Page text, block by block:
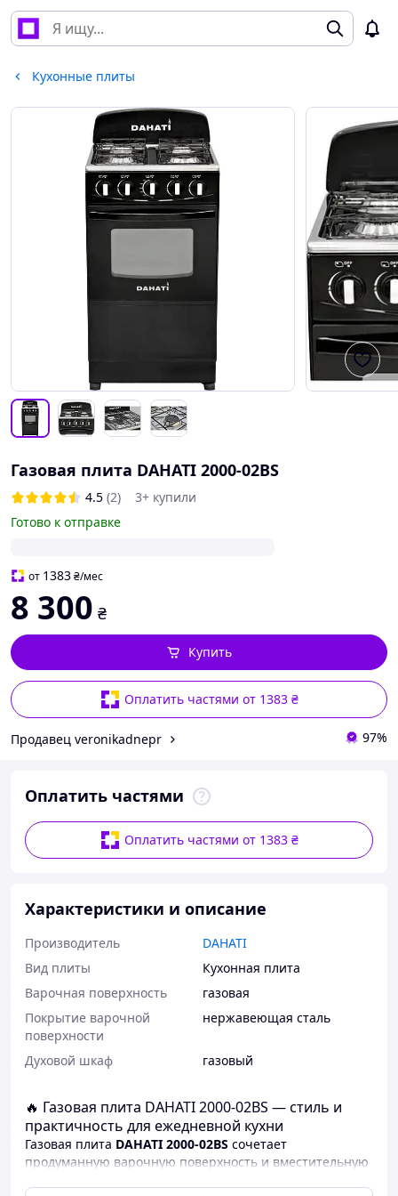
Кухонные плиты
Газовая плита DAHATI 2000-02BS
4.5 (2)
3+ купили
Готово к отправке
от 1383₴/мес
8 300 ₴
Оплатить частями от 1383 ₴
Купить
Продавец veronikadnepr 97%
Оплатить частями
Оплатить частями от 1383 ₴
Характеристики и описание
Производитель
DAHATI
Вид плиты
Кухонная плита
Варочная поверхность
газовая
Покрытие варочной
поверхности
нержавеющая сталь
Духовой шкаф газовый
🔥 Газовая плита DAHATI 2000-02BS — стиль и
практичность для ежедневной кухни
Газовая плита DAHATI 2000-02BS сочетает
продуманную варочную поверхность и вместительную